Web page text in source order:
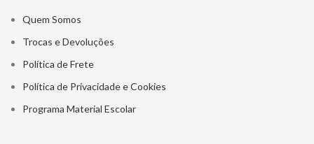
Quem Somos
Trocas e Devoluções
Política de Frete
Política de Privacidade e Cookies
Programa Material Escolar